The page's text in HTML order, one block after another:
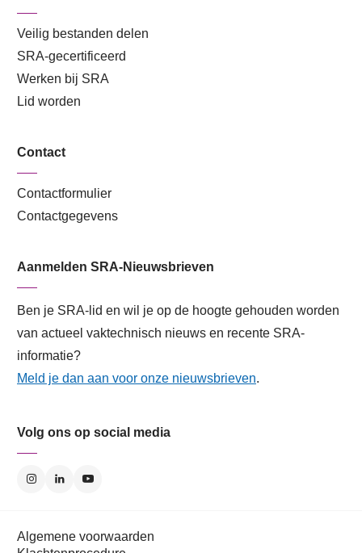
Veilig bestanden delen
SRA-gecertificeerd
Werken bij SRA
Lid worden
Contact
Contactformulier
Contactgegevens
Aanmelden SRA-Nieuwsbrieven
Ben je SRA-lid en wil je op de hoogte gehouden worden
van actueel vaktechnisch nieuws en recente SRA-
informatie?
Meld je dan aan voor onze nieuwsbrieven.
Volg ons op social media
Algemene voorwaarden